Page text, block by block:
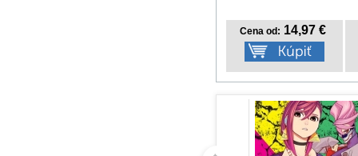
Cena od: 14,97 €